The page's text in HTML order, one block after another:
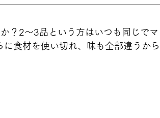
？2～3品という方はいつも同じでマ
食材を使い切れ、味も全部違うから